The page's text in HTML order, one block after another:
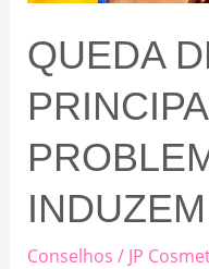
QUEDA
Conselhos / JP